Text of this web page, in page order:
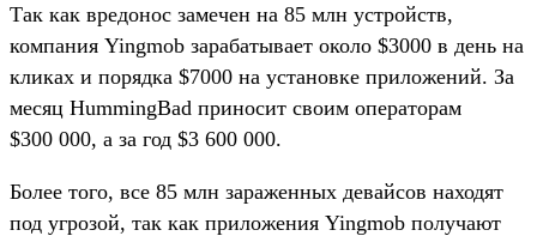
Так как вредонос замечен на 85 млн устройств,
компания Yingmob зарабатывает около $3000 в день на
кликах и порядка $7000 на установке приложений. За
месяц HummingBad приносит своим операторам
$300 000, а за год $3 600 000.
Более того, все 85 млн зараженных девайсов находят
под угрозой, так как приложения Yingmob получают